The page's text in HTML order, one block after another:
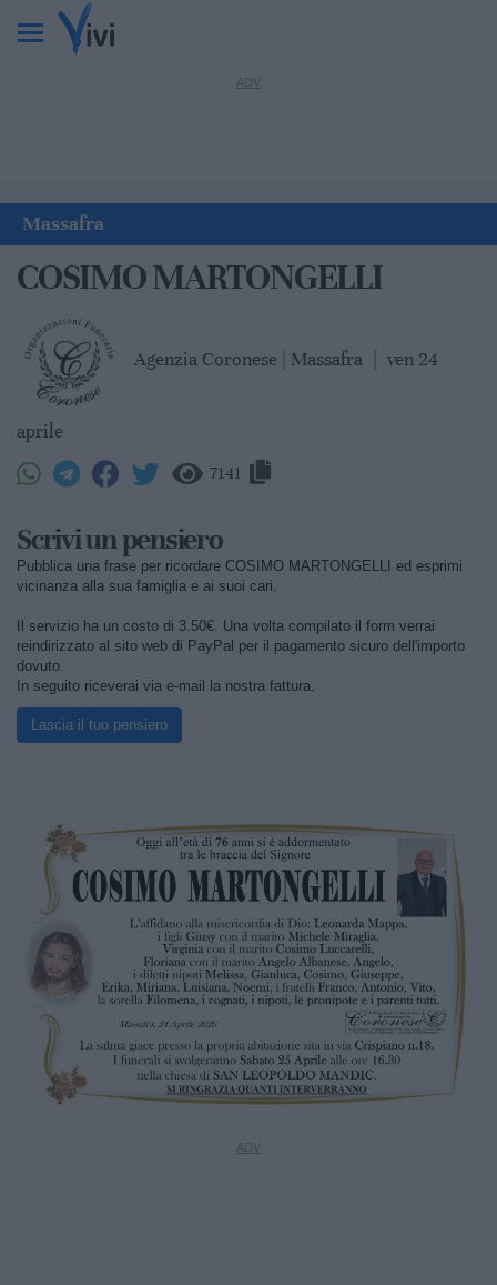
Massafra
COSIMO MARTONGELLI
Agenzia Coronese | Massafra ven 24
aprile
7141
Scrivi un pensiero
Pubblica una frase per ricordare COSIMO MARTONGELLI ed esprimi
vicinanza alla sua famiglia e ai suoi cari.
Il servizio ha un costo di 3.50€. Una volta compilato il form verrai
reindirizzato al sito web di PayPal per il pagamento sicuro dell'importo
dovuto.
In seguito riceverai via e-mail la nostra fattura.
Lascia il tuo pensiero